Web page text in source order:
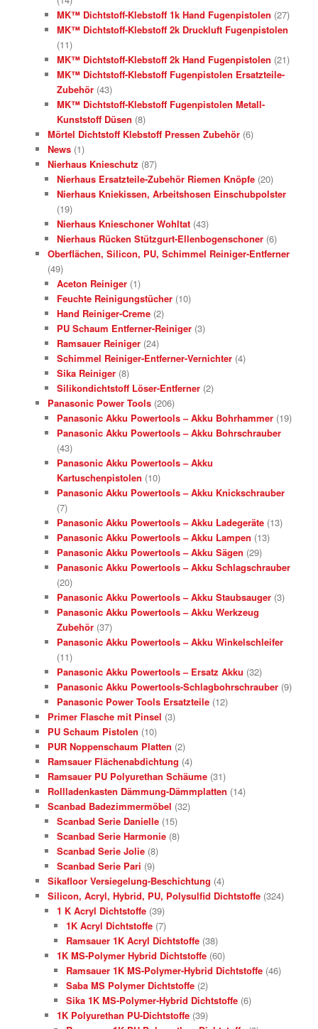
MK™ Dichtstoff-Klebstoff 1k Hand Fugenpistolen (27)
MK™ Dichtstoff-Klebstoff 2k Druckluft Fugenpistolen
(11)
MK™ Dichtstoff-Klebstoff 2k Hand Fugenpistolen (21)
MK™ Dichtstoff-Klebstoff Fugenpistolen Ersatzteile-
Zubehör (43)
MK™ Dichtstoff-Klebstoff Fugenpistolen Metall-
Kunststoff Düsen (8)
Mörtel Dichtstoff Klebstoff Pressen Zubehör (6)
News (1)
Nierhaus Knieschutz (87)
Nierhaus Ersatzteile-Zubehör Riemen Knöpfe (20)
Nierhaus Kniekissen, Arbeitshosen Einschubpolster
(19)
Nierhaus Knieschoner Wohltat (43)
Nierhaus Rücken Stützgurt-Ellenbogenschoner (6)
Oberflächen, Silicon, PU, Schimmel Reiniger-Entferner
(49)
Aceton Reiniger (1)
Feuchte Reinigungstücher (10)
Hand Reiniger-Creme (2)
PU Schaum Entferner-Reiniger (3)
Ramsauer Reiniger (24)
Schimmel Reiniger-Entferner-Vernichter (4)
Sika Reiniger (8)
Silikondichtstoff Löser-Entferner (2)
Panasonic Power Tools (206)
Panasonic Akku Powertools – Akku Bohrhammer (19)
Panasonic Akku Powertools – Akku Bohrschrauber
(43)
Panasonic Akku Powertools – Akku
Kartuschenpistolen (10)
Panasonic Akku Powertools – Akku Knickschrauber
(7)
Panasonic Akku Powertools – Akku Ladegeräte (13)
Panasonic Akku Powertools – Akku Lampen (13)
Panasonic Akku Powertools – Akku Sägen (29)
Panasonic Akku Powertools – Akku Schlagschrauber
(20)
Panasonic Akku Powertools – Akku Staubsauger (3)
Panasonic Akku Powertools – Akku Werkzeug
Zubehör (37)
Panasonic Akku Powertools – Akku Winkelschleifer
(11)
Panasonic Akku Powertools – Ersatz Akku (32)
Panasonic Akku Powertools-Schlagbohrschrauber (9)
Panasonic Power Tools Ersatzteile (12)
Primer Flasche mit Pinsel (3)
PU Schaum Pistolen (10)
PUR Noppenschaum Platten (2)
Ramsauer Flächenabdichtung (4)
Ramsauer PU Polyurethan Schäume (31)
Rollladenkasten Dämmung-Dämmplatten (14)
Scanbad Badezimmermöbel (32)
Scanbad Serie Danielle (15)
Scanbad Serie Harmonie (8)
Scanbad Serie Jolie (8)
Scanbad Serie Pari (9)
Sikafloor Versiegelung-Beschichtung (4)
Silicon, Acryl, Hybrid, PU, Polysulfid Dichtstoffe (324)
1 K Acryl Dichtstoffe (39)
1K Acryl Dichtstoffe (7)
Ramsauer 1K Acryl Dichtstoffe (38)
1K MS-Polymer Hybrid Dichtstoffe (60)
Ramsauer 1K MS-Polymer-Hybrid Dichtstoffe (46)
Saba MS Polymer Dichtstoffe (2)
Sika 1K MS-Polymer-Hybrid Dichtstoffe (6)
1K Polyurethan PU-Dichtstoffe (39)